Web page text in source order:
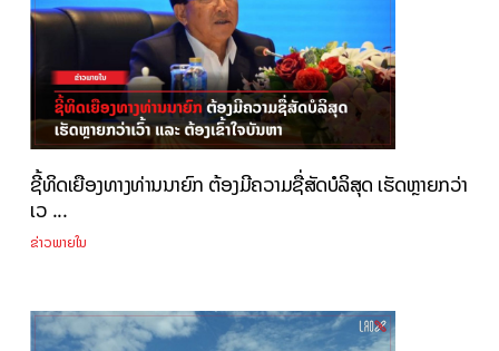
ຊີ້ທິດເຍືອງທາງທ່ານນາຍົກ ຕ້ອງມີຄວາມຊື່ສັດບໍລິສຸດ ເຮັດຫຼາຍກວ່າ
ເວ ...
ຂ່າວພາຍໃນ